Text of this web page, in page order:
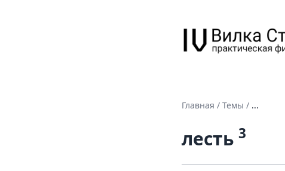
Главная / Темы / ...
лесть 3